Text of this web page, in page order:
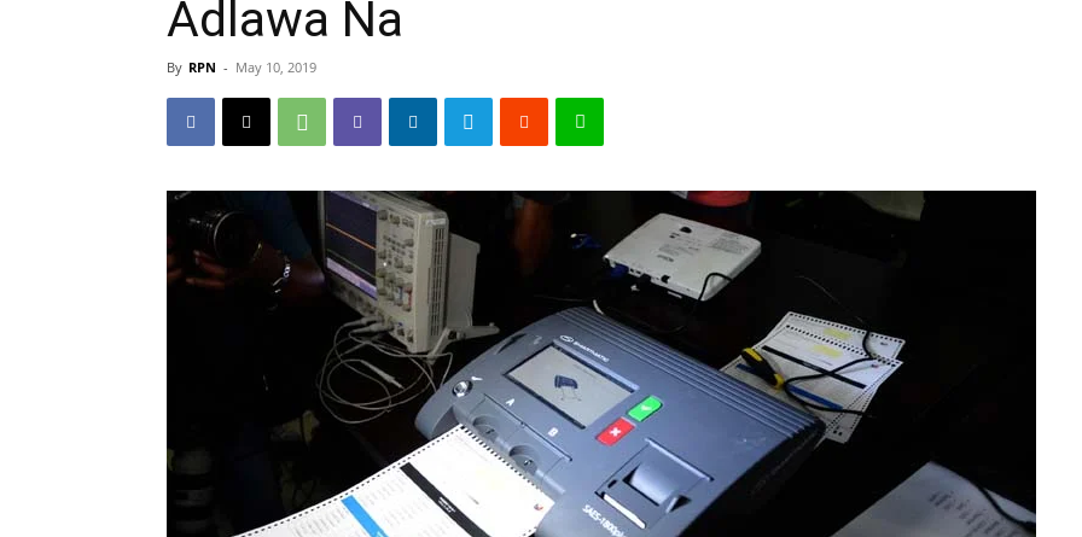
Adlawa Na
By RPN - May 10, 2019